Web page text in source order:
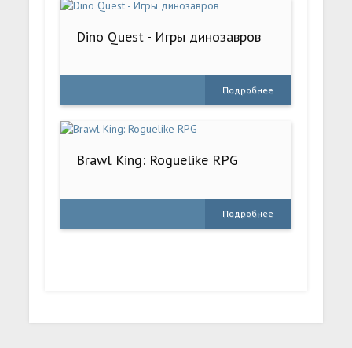
Dino Quest - Игры динозавров
Подробнее
Brawl King: Roguelike RPG
Подробнее